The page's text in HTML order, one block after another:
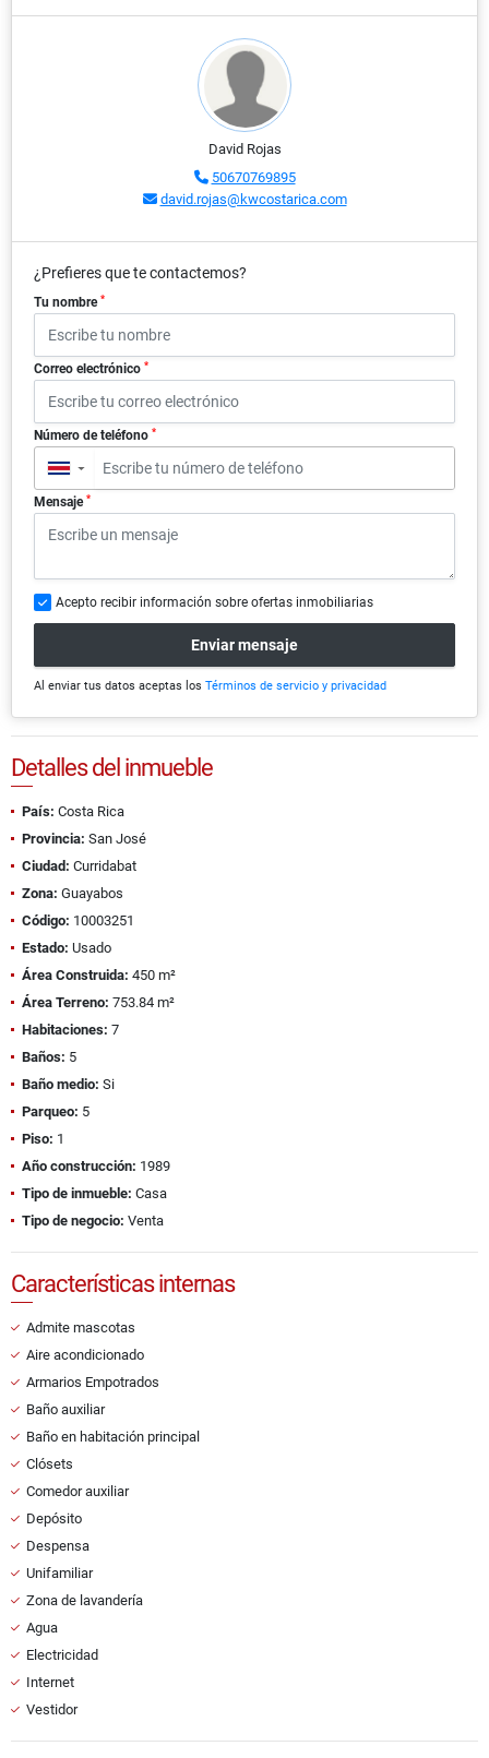
David Rojas
50670769895
david.rojas@kwcostarica.com
¿Prefieres que te contactemos?
Tu nombre *
Correo electrónico *
Número de teléfono *
▼
Mensaje *
Acepto recibir información sobre ofertas inmobiliarias
Enviar mensaje
Al enviar tus datos aceptas los Términos de servicio y privacidad
Detalles del inmueble
País: Costa Rica
Provincia: San José
Ciudad: Curridabat
Zona: Guayabos
Código: 10003251
Estado: Usado
Área Construida: 450 m²
Área Terreno: 753.84 m²
Habitaciones: 7
Baños: 5
Baño medio: Si
Parqueo: 5
Piso: 1
Año construcción: 1989
Tipo de inmueble: Casa
Tipo de negocio: Venta
Características internas
Admite mascotas
Aire acondicionado
Armarios Empotrados
Baño auxiliar
Baño en habitación principal
Clósets
Comedor auxiliar
Depósito
Despensa
Unifamiliar
Zona de lavandería
Agua
Electricidad
Internet
Vestidor